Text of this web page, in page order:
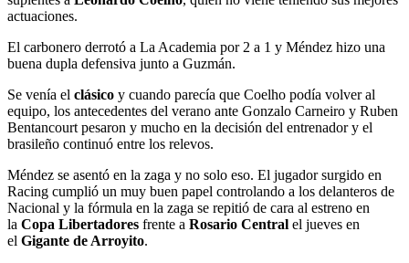
actuaciones.
El carbonero derrotó a La Academia por 2 a 1 y Méndez hizo una
buena dupla defensiva junto a Guzmán.
Se venía el clásico y cuando parecía que Coelho podía volver al
equipo, los antecedentes del verano ante Gonzalo Carneiro y Ruben
Bentancourt pesaron y mucho en la decisión del entrenador y el
brasileño continuó entre los relevos.
Méndez se asentó en la zaga y no solo eso. El jugador surgido en
Racing cumplió un muy buen papel controlando a los delanteros de
Nacional y la fórmula en la zaga se repitió de cara al estreno en
la Copa Libertadores frente a Rosario Central el jueves en
el Gigante de Arroyito.